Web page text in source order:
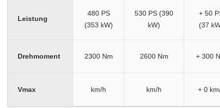
Leistung
480 PS
(353 kW)
530 PS (390
kW)
+ 50
(37
Drehmoment 2300 Nm 2600 Nm + 300
Vmax km/h km/h + 0